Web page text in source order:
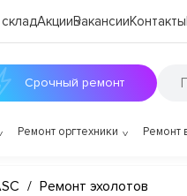
АкцииВакансииКонтакты
Срочный ремонт
Ремонт оргтехники Ремонт
/ Ремонт эхолотов